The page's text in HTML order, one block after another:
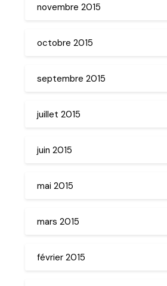
novembre 2015
octobre 2015
septembre 2015
juillet 2015
juin 2015
mai 2015
mars 2015
février 2015